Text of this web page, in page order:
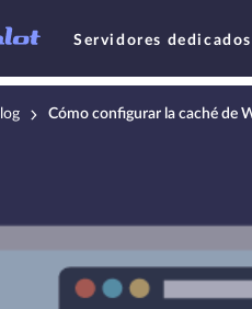
Servidores dedicados
Cómo configurar la caché de